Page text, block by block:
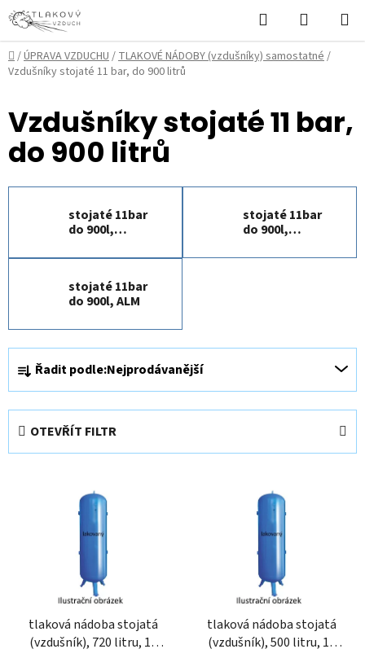
Přejít
na
obsah
Hledat
KOŠÍK
Domů
/ÚPRAVA VZDUCHU/TLAKOVÉ NÁDOBY (vzdušníky) samostatné/
Vzdušníky stojaté 11 bar, do 900 litrů
Vzdušníky stojaté 11 bar,
do 900 litrů
stojaté 11bar
do 900l,
stojaté 11bar
do 900l,
stojaté 11bar
do 900l, ALM
Ř
a
z
e
n
í
Řadit podle:Nejprodávanější
OTEVŘÍT FILTR
tlaková nádoba stojatá
(vzdušník), 720 litru, 11
tlaková nádoba stojatá
(vzdušník), 500 litru, 11